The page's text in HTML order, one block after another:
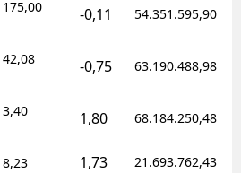
Zonguldak
Aksaray
175,00 -0,11 54.351.595,90
42,08 -0,75 63.190.488,98
3,40 1,80 68.184.250,48
8,23 1,73 21.693.762,43